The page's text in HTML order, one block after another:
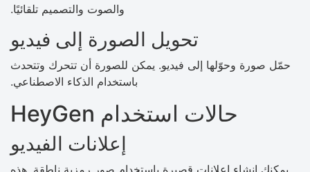
والصوت والتصميم تلقائيًا.
تحويل الصورة إلى فيديو
حمّل صورة وحوّلها إلى فيديو. يمكن للصورة أن تتحرك وتتحدث
باستخدام الذكاء الاصطناعي.
حالات استخدام HeyGen
إعلانات الفيديو
يمكنك إنشاء إعلانات قصيرة باستخدام صور رمزية ناطقة. هذه